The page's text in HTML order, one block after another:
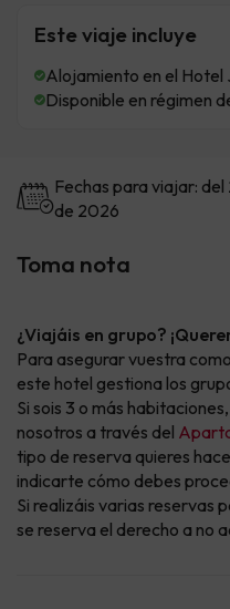
Este viaje incluye
Alojamiento en el Hotel
Disponible en régimen
Fechas para viajar:
de 2026
Toma nota
¿Viajáis en grupo?
Para asegurar vuestra
este hotel gestiona los
Si sois 3 o más
nosotros a través del
tipo de reserva quieres
indicarte cómo debes
Si realizáis varias reservas
se reserva el derecho a no